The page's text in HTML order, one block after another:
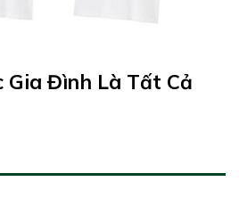
Gia Đình Là Tất Cả